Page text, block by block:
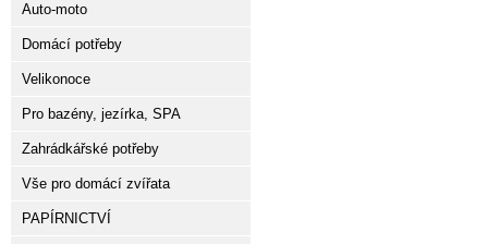
Auto-moto
Domácí potřeby
Velikonoce
Pro bazény, jezírka, SPA
Zahrádkářské potřeby
Vše pro domácí zvířata
PAPÍRNICTVÍ